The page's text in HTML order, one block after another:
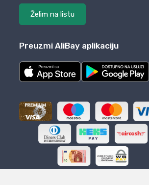
Želim na listu
Preuzmi AliBay aplikaciju